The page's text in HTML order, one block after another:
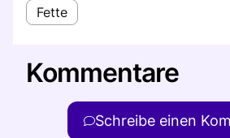
Fette
Kommentare
Schreibe einen